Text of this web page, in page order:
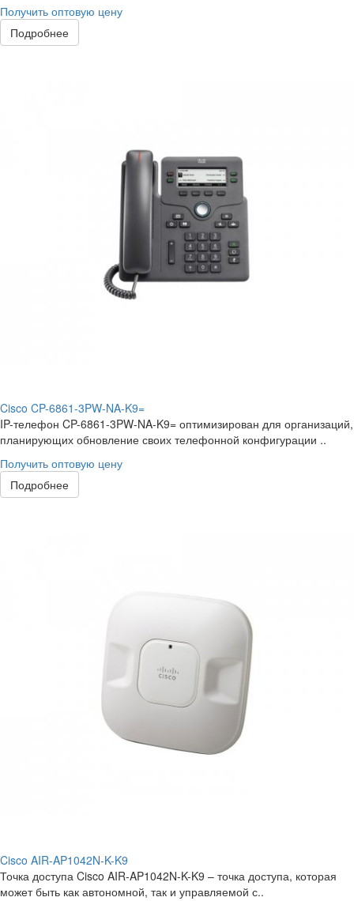
Получить оптовую цену
Подробнее
Cisco CP-6861-3PW-NA-K9=
IP-телефон CP-6861-3PW-NA-K9= оптимизирован для организаций,
планирующих обновление своих телефонной конфигурации ..
Получить оптовую цену
Подробнее
Cisco AIR-AP1042N-K-K9
Точка доступа Cisco AIR-AP1042N-K-K9 – точка доступа, которая
может быть как автономной, так и управляемой с..